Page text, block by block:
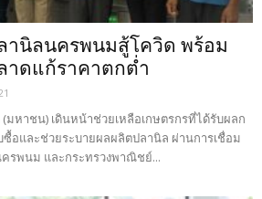
านิลนครพนมสู้โควิด พร้อม
ดแก้ราคาตกต่ำ
หาชน) เดินหน้าช่วยเหลือเกษตรกรที่ได้รับผลก
ซื้อและช่วยระบายผลผลิตปลานิล ผ่านการเชื่อม
รพนม และกระทรวงพาณิชย์...